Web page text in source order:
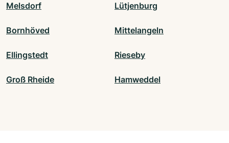
Melsdorf Lütjenburg
Bornhöved Mittelangeln
Ellingstedt Rieseby
Groß Rheide Hamweddel